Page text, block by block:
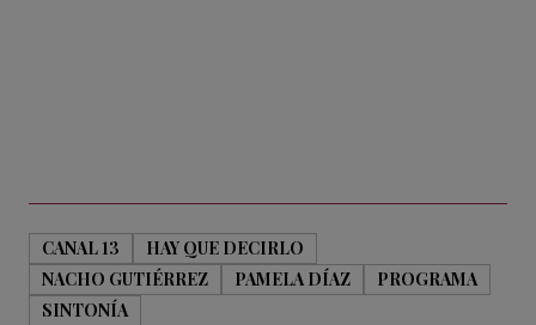
CANAL 13
HAY QUE DECIRLO
NACHO GUTIÉRREZ
PAMELA DÍAZ
PROGRAMA
SINTONÍA